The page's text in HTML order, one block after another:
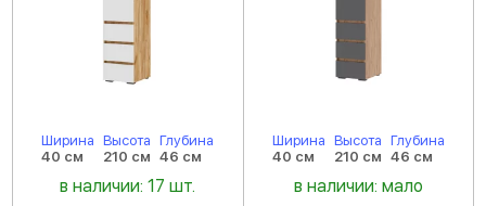
Ширина
40 см
Высота
210 см
Глубина
46 см
в наличии: 17 шт.
Ширина
40 см
Высота
210 см
Глубина
46 см
в наличии: мало